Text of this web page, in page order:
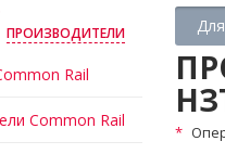
ПРОИЗВОДИТЕЛИ
Rail
Common Rail